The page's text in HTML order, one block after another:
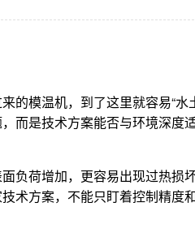
的模温机，到了这里就容易“水
而是技术方案能否与环境深度
负荷增加，更容易出现过热损
术方案，不能只盯着控制精度